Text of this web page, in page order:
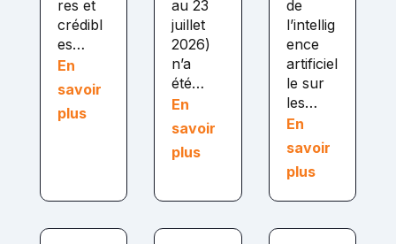
res et
crédibl
es…
En
savoir
plus
au 23
juillet
2026)
n’a
été…
En
savoir
plus
de
l’intellig
ence
artificiel
le sur
les…
En
savoir
plus